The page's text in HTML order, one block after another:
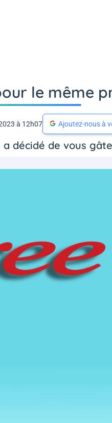
le même
à 12h07 Ajoutez-nous à
décidé de vous